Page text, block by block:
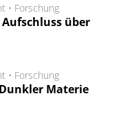
• Forschung
über
• Forschung
Materie